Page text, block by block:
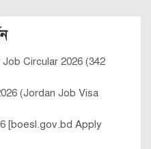
Circular 2026 (342
(Jordan Job Visa
[boesl.gov.bd Apply